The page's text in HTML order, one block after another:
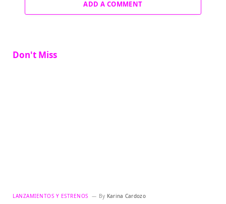
ADD A COMMENT
Don't Miss
LANZAMIENTOS Y ESTRENOS By Karina Cardozo